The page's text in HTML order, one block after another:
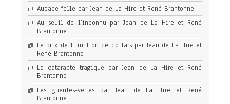
Audace folle par Jean de La Hire et René Brantonne
Au seuil de l’inconnu par Jean de La Hire et René
Brantonne
Le prix de 1 million de dollars par Jean de La Hire et
René Brantonne
La cataracte tragique par Jean de La Hire et René
Brantonne
Les gueules-vertes par Jean de La Hire et René
Brantonne